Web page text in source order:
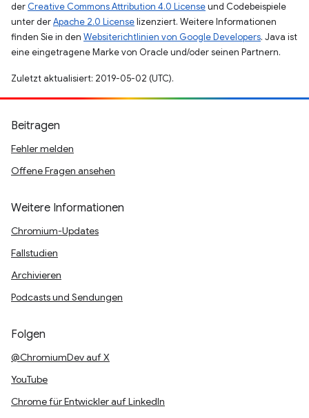
der Creative Commons Attribution 4.0 Licenseund Codebeispiele
unter derApache 2.0 Licenselizenziert. Weitere Informationen
finden Sie in den Websiterichtlinien von Google Developers. Java ist
eine eingetragene Marke von Oracle und/oder seinen Partnern.
Zuletzt aktualisiert: 2019-05-02 (UTC).
Beitragen
Fehler melden
Offene Fragen ansehen
Weitere Informationen
Chromium-Updates
Fallstudien
Archivieren
Podcasts und Sendungen
Folgen
@ChromiumDev auf X
YouTube
Chrome für Entwickler auf LinkedIn